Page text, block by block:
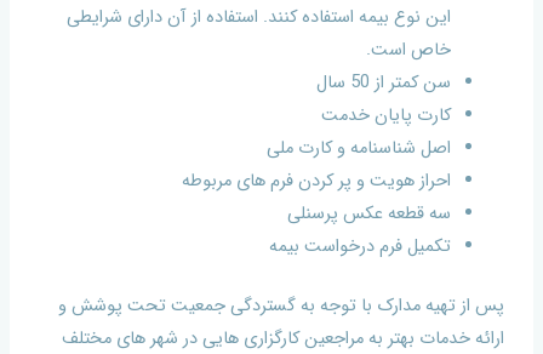
این نوع بیمه استفاده کنند. استفاده از آن دارای شرایطی
خاص است.
سن کمتر از 50 سال
کارت پایان خدمت
اصل شناسنامه و کارت ملی
احراز هویت و پر کردن فرم های مربوطه
سه قطعه عکس پرسنلی
تکمیل فرم درخواست بیمه
پس از تهیه مدارک با توجه به گستردگی جمعیت تحت پوشش و
ارائه خدمات بهتر به مراجعین کارگزاری هایی در شهر های مختلف